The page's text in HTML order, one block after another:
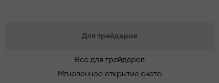
Для трейдеров
Все для трейдеров
Мгновенное открытие счета